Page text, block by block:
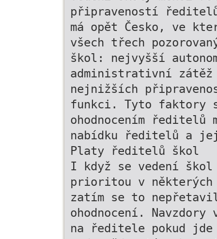
připraveností
má opět Česko, ve
všech třech
škol: nejvyšší
administrativní
nejnižších
funkci. Tyto faktory
ohodnocením
nabídku ředitelů a
Platy ředitelů škol
I když se vedení
prioritou v některých
zatím se to
ohodnocení. Navzdory
na ředitele pokud